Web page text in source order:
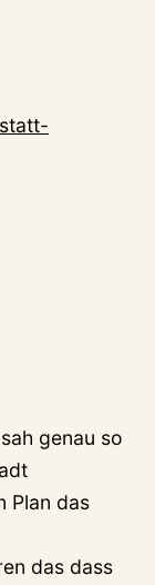
genau so
Plan das
das dass